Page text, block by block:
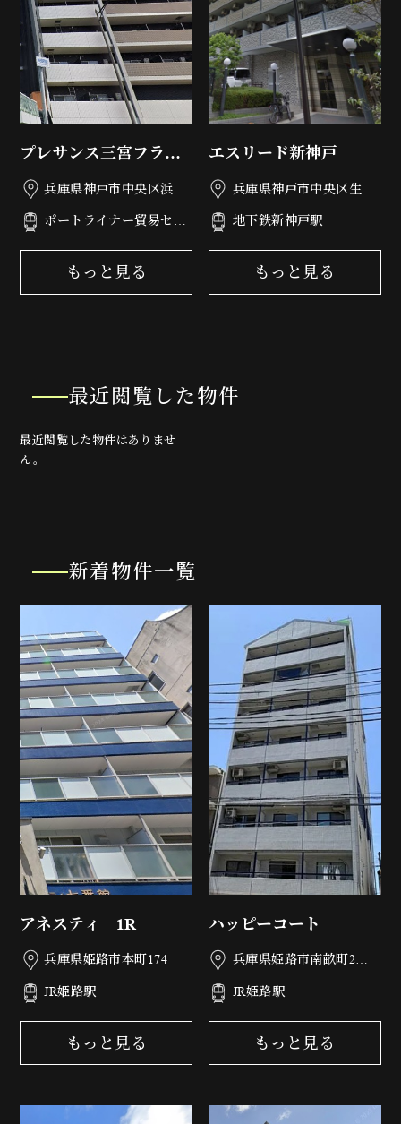
プレサンス三宮フラワ
ーロード
兵庫県神戸市中央区浜辺
ポートライナー貿易セン
もっと見る
エスリード新神戸
兵庫県神戸市中央区生田
地下鉄新神戸駅
もっと見る
最近閲覧した物件
最近閲覧した物件はありませ
ん。
新着物件一覧
アネスティ 1R
兵庫県姫路市本町174
JR姫路駅
もっと見る
ハッピーコート
兵庫県姫路市南畝町2丁
JR姫路駅
もっと見る